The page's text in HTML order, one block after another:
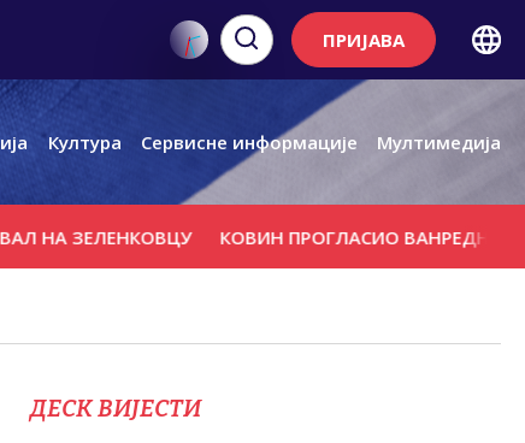
ПРИЈАВА
Култура Сервисне информације Мултимедија
ЗЕЛЕНКОВЦУ КОВИН ПРОГЛАСИО ВАНРЕДНО СТАЊЕ
ДЕСК ВИЈЕСТИ